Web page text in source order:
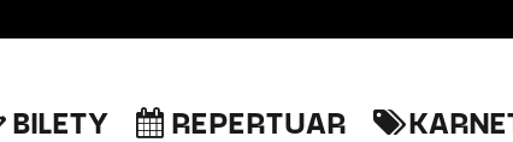
BILETY REPERTUAR